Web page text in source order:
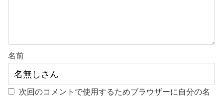
名前
次回のコメントで使用するためブラウザーに自分の名